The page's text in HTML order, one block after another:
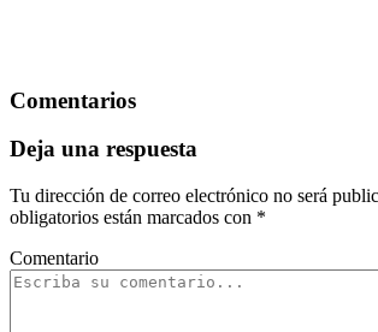
Comentarios
Deja una respuesta
Tu dirección de correo electrónico no será
obligatorios están marcados con *
Comentario